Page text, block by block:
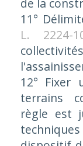
de la
11°
L. 2224-
12° Fixer
terrains
règle est